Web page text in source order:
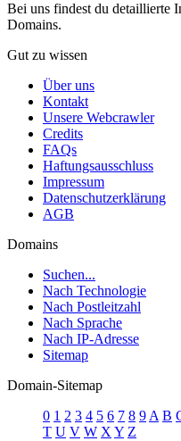
Bei uns findest du detaillierte
Domains.
Gut zu wissen
Über uns
Kontakt
Unsere Webcrawler
Credits
FAQs
Haftungsausschluss
Impressum
Datenschutzerklärung
AGB
Domains
Suchen...
Nach Technologie
Nach Postleitzahl
Nach Sprache
Nach IP-Adresse
Sitemap
Domain-Sitemap
0 1 2 3 4 5 6 7 8 9 A B
T U V W X Y Z